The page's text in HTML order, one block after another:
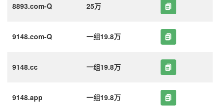
8893.com-Q 25万
9148.com-Q 一组19.8万
9148.cc 一组19.8万
9148.app 一组19.8万